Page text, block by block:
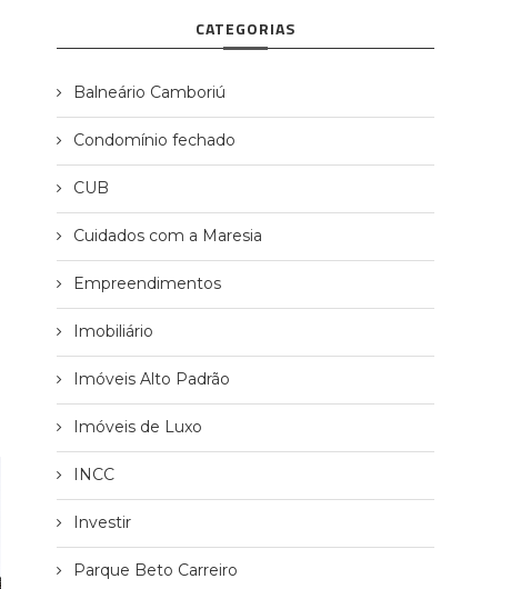
CATEGORIAS
Balneário Camboriú
Condomínio fechado
CUB
Cuidados com a Maresia
Empreendimentos
Imobiliário
Imóveis Alto Padrão
Imóveis de Luxo
INCC
Investir
Parque Beto Carreiro